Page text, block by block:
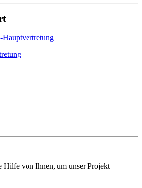
Hilfe von Ihnen, um unser Projekt